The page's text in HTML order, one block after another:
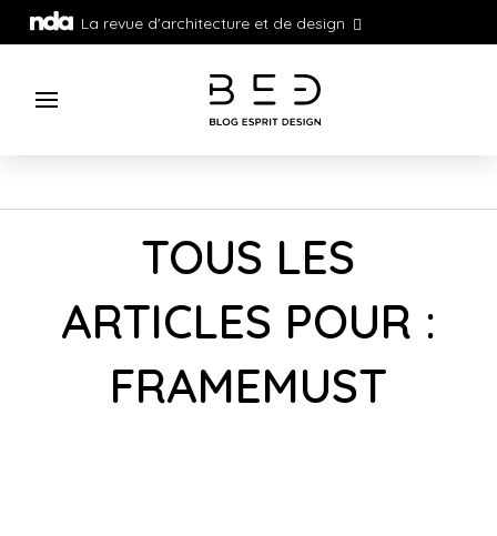
La revue d'architecture et de design
TOUS LES
ARTICLES POUR :
FRAMEMUST